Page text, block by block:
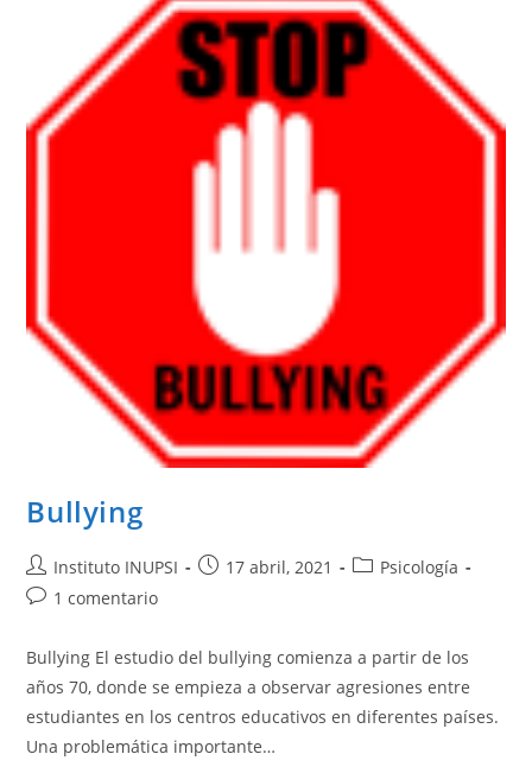
Bullying
Instituto INUPSI 17 abril, 2021
Psicología
1 comentario
Bullying El estudio del bullying comienza a partir de los
años 70, donde se empieza a observar agresiones entre
estudiantes en los centros educativos en diferentes países.
Una problemática importante…